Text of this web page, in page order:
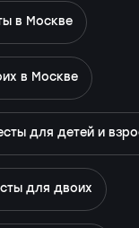
в Москве
в Москве
для детей и
для двоих